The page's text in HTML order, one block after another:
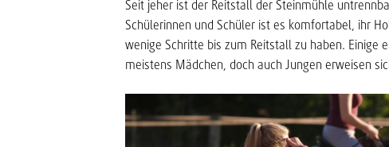
Seit jeher ist der Reitstall der Steinmühle
Schülerinnen und Schüler ist es komfortabel, ihr
wenige Schritte bis zum Reitstall zu haben. Einige
meistens Mädchen, doch auch Jungen erweisen